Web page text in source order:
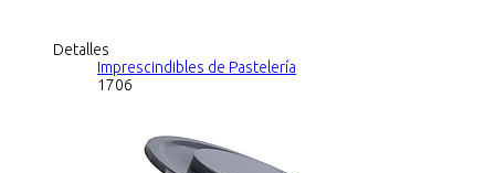
Detalles
Imprescindibles de Pastelería
1706